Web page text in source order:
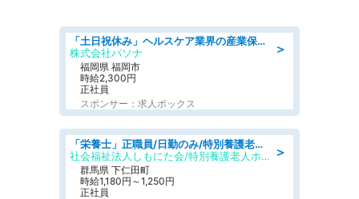
＞
「土日祝休み」ヘルスケア業界の産業保健師/高時給/未経験OK/要資格:保健師、正看護師
株式会社パソナ
福岡県 福岡市
時給2,300円
正社員
スポンサー：求人ボックス
＞
「栄養士」正職員/日勤のみ/特別養護老人ホーム
社会福祉法人しもにた会/特別養護老人ホーム かぶらの里
群馬県 下仁田町
時給1,180円～1,250円
正社員